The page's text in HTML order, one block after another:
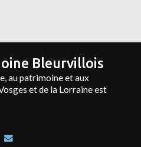
Bleurvillois
au patrimoine et aux
et de la Lorraine est